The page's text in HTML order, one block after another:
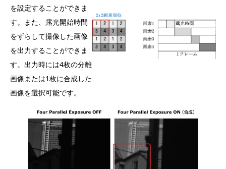
を設定することができま
す。また、露光開始時間
をずらして撮像した画像
を出力することができま
す。出力時には4枚の分離
画像または1枚に合成した
画像を選択可能です。